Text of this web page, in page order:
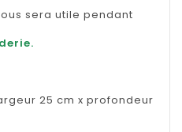
sera utile pendant
25 cm x profondeur